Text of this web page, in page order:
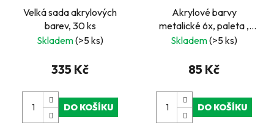
Velká sada akrylových
barev, 30 ks
Skladem(>5 ks)
335 Kč
DO KOŠÍKU
Akrylové barvy
metalické 6x, paleta ,
štětec
Skladem(>5 ks)
85 Kč
DO KOŠÍKU